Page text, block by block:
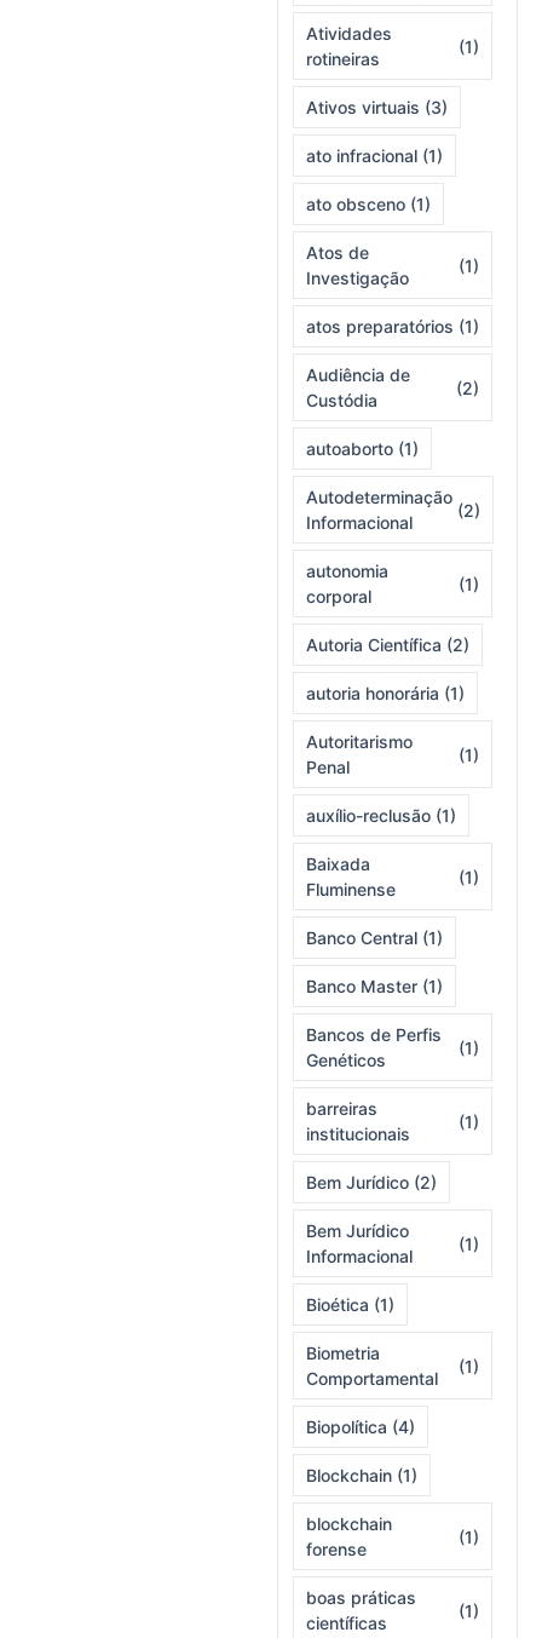
Atividades
rotineiras
(1)
Ativos virtuais (3)
ato infracional (1)
ato obsceno (1)
Atos de
Investigação
(1)
atos preparatórios (1)
Audiência de
Custódia
(2)
autoaborto (1)
Autodeterminação
Informacional
(2)
autonomia
corporal
(1)
Autoria Científica (2)
autoria honorária (1)
Autoritarismo
Penal
(1)
auxílio-reclusão (1)
Baixada
Fluminense
(1)
Banco Central (1)
Banco Master (1)
Bancos de Perfis
Genéticos
(1)
barreiras
institucionais
(1)
Bem Jurídico (2)
Bem Jurídico
Informacional
(1)
Bioética (1)
Biometria
Comportamental
(1)
Biopolítica (4)
Blockchain (1)
blockchain
forense
(1)
boas práticas
científicas
(1)